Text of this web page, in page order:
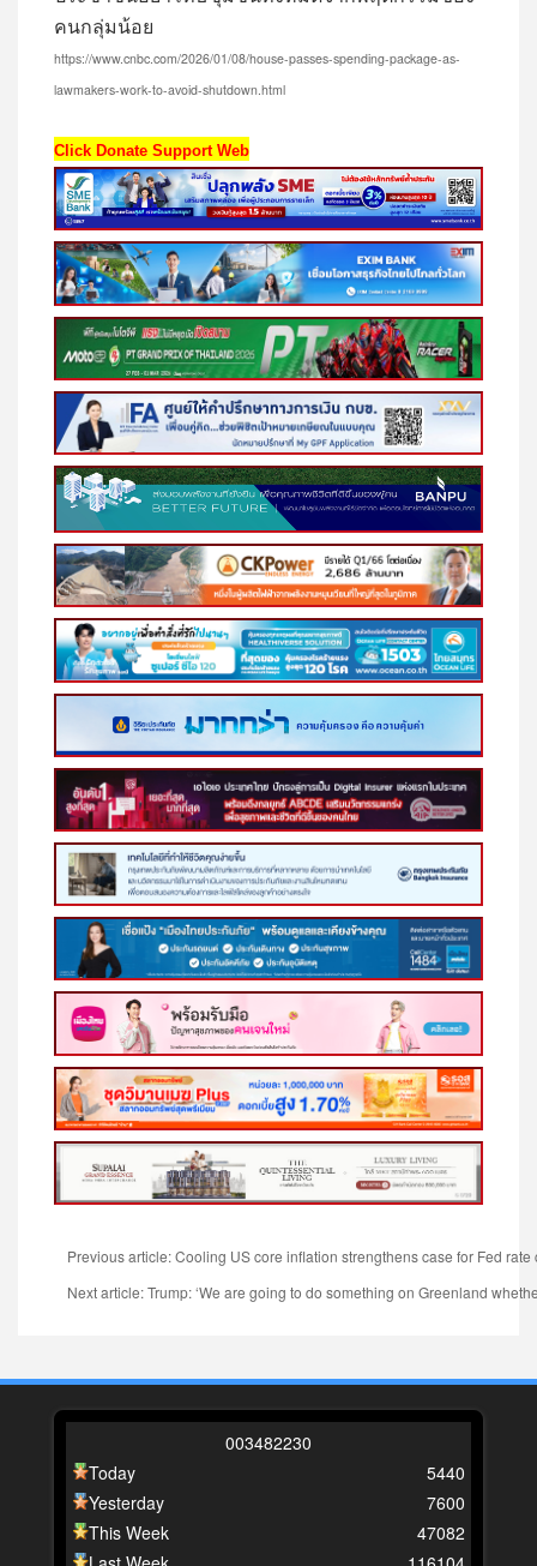
คนกลุ่มน้อย
https://www.cnbc.com/2026/01/08/house-passes-spending-package-as-
lawmakers-work-to-avoid-shutdown.html
Click Donate Support Web
Previous article: Cooling US core inflation strengthens case for Fed
Next article: Trump: ‘We are going to do something on Greenland
003482230
Today
Yesterday
This Week
5440
7600
47082